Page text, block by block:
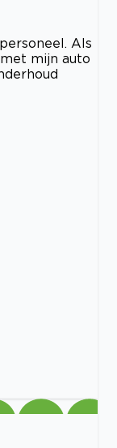
Als
mijn auto